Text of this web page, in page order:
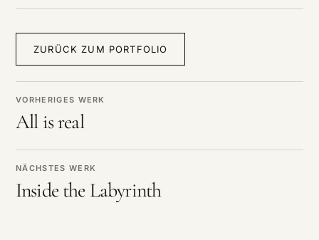
VORHERIGES WERK
All is real
NÄCHSTES WERK
Inside the Labyrinth
ZURÜCK ZUM PORTFOLIO